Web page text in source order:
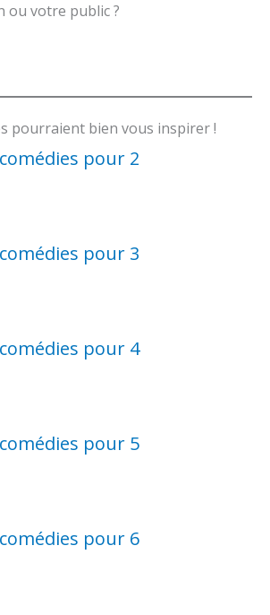
votre public ?
pourraient bien vous inspirer !
pour 2
pour 3
pour 4
pour 5
pour 6